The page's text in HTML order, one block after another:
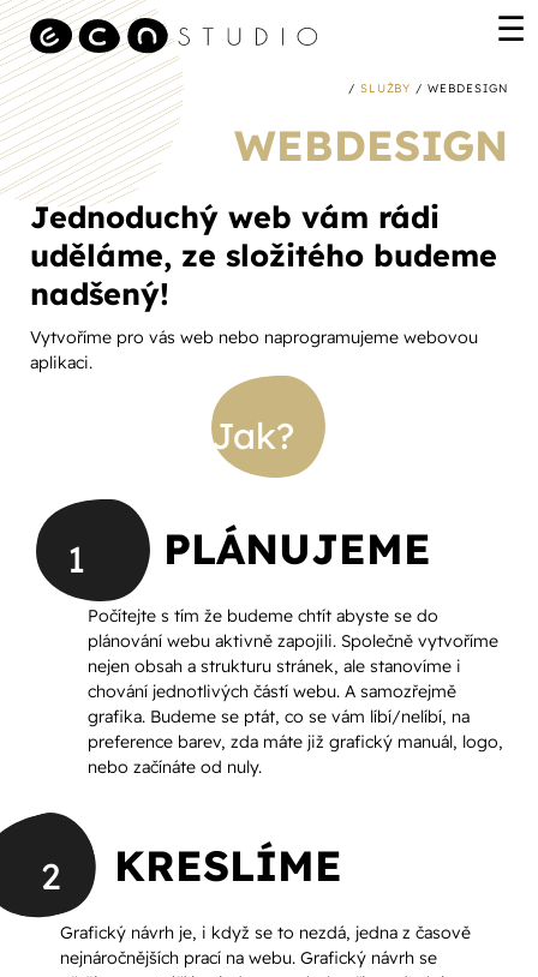
/ SLUŽBY / WEBDESIGN
WEBDESIGN
Jednoduchý web vám rádi
uděláme, ze složitého budeme
nadšený!
Vytvoříme pro vás web nebo naprogramujeme webovou
aplikaci.
Jak?
1 PLÁNUJEME
Počítejte s tím že budeme chtít abyste se do
plánování webu aktivně zapojili. Společně vytvoříme
nejen obsah a strukturu stránek, ale stanovíme i
chování jednotlivých částí webu. A samozřejmě
grafika. Budeme se ptát, co se vám líbí/nelíbí, na
preference barev, zda máte již grafický manuál, logo,
nebo začínáte od nuly.
2 KRESLÍME
Grafický návrh je, i když se to nezdá, jedna z časově
nejnáročnějších prací na webu. Grafický návrh se